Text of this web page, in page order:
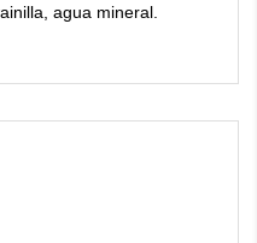
agua mineral.